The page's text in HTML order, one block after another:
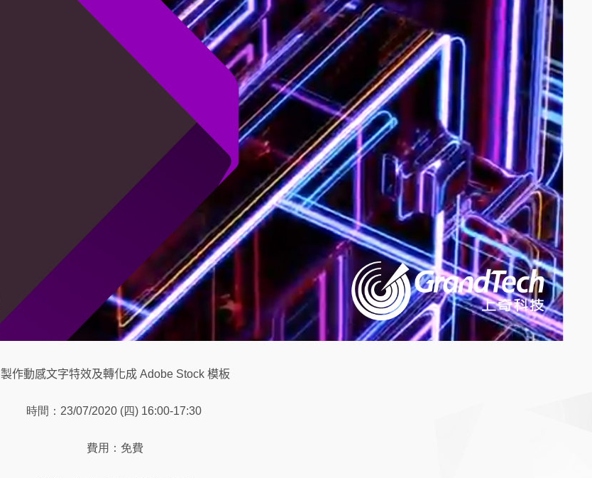
製作動感文字特效及轉化成Adobe Stock 模板
時間：23/07/2020 (四) 16:00-17:30
費用：免費